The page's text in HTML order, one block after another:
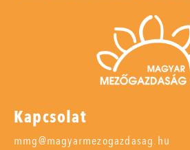
Kapcsolat
mmg@magyarmezogazdasag.hu